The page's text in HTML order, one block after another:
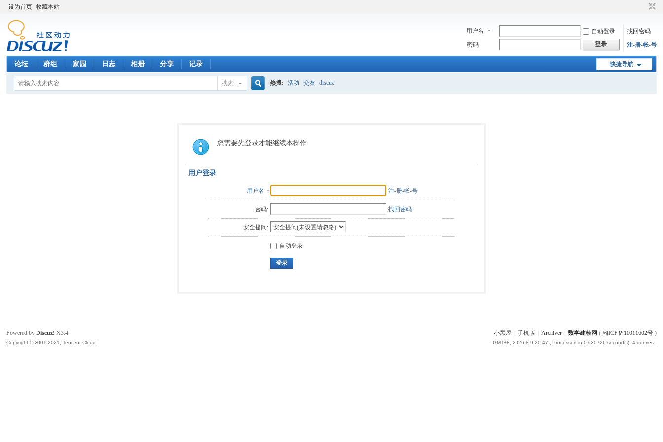
设为首页 收藏本站
用户名 自动登录
找回密码
密码
登录 注-册-帐-号
快捷导航
论坛 群组 家园 日志 相册 分享 记录
搜索
索
热搜: 活动 交友 discuz
您需要先登录才能继续本操作
用户登录
用户名 注-册-帐-号
密码: 找回密码
安全提问:
自动登录
登录
小黑屋 手机版 Archiver 数学建模网 ( 湘ICP备11011602号)
GMT+8, 2026-8-9 20:47 , Processed in 0.020726 second(s), 4 queries .
Powered byDiscuz! X3.4
Copyright © 2001-2021, Tencent Cloud.